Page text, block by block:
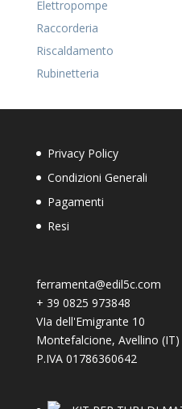
Elettropompe
Raccorderia
Riscaldamento
Rubinetteria
Privacy Policy
Condizioni Generali
Pagamenti
Resi
ferramenta@edil5c.com
+ 39 0825 973848
VIa dell'Emigrante 10
Montefalcione, Avellino (IT)
P.IVA 01786360642